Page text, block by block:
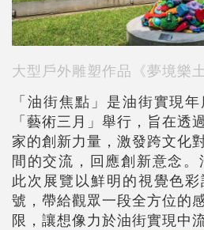
大型戶外雕塑作品《夢境樂
「油街焦點」是油街實現
「藝術三月」舉行，旨在透
家的創新力量，激發跨文化
間的交流，回應創新意念
此次展覽以鮮明的視覺色
號，帶給觀眾一段全方位的
限，讓想像力於油街實現中